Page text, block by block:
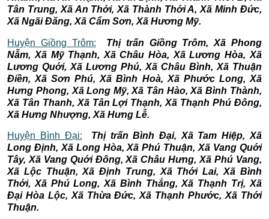
Tân Trung, Xã An Thới, Xã Thành Thới A, Xã Minh Đức,
Xã Ngãi Đăng, Xã Cẩm Sơn, Xã Hương Mỹ.
Huyện Giồng Trôm:
Thị trấn Giồng Trôm, Xã Phong
Nẫm, Xã Mỹ Thạnh, Xã Châu Hòa, Xã Lương Hòa, Xã
Lương Quới, Xã Lương Phú, Xã Châu Bình, Xã Thuận
Điền, Xã Sơn Phú, Xã Bình Hoà, Xã Phước Long, Xã
Hưng Phong, Xã Long Mỹ, Xã Tân Hào, Xã Bình Thành,
Xã Tân Thanh, Xã Tân Lợi Thạnh, Xã Thạnh Phú Đông,
Xã Hưng Nhượng, Xã Hưng Lễ.
Huyện Bình Đại:
Thị trấn Bình Đại, Xã Tam Hiệp, Xã
Long Định, Xã Long Hòa, Xã Phú Thuận, Xã Vang Quới
Tây, Xã Vang Quới Đông, Xã Châu Hưng, Xã Phú Vang,
Xã Lộc Thuận, Xã Định Trung, Xã Thới Lai, Xã Bình
Thới, Xã Phú Long, Xã Bình Thắng, Xã Thạnh Trị, Xã
Đại Hòa Lộc, Xã Thừa Đức, Xã Thạnh Phước, Xã Thới
Thuận.